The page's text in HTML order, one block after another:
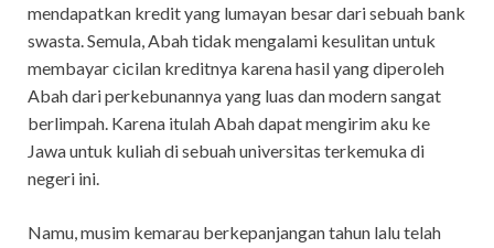
mendapatkan kredit yang lumayan besar dari sebuah bank
swasta. Semula, Abah tidak mengalami kesulitan untuk
membayar cicilan kreditnya karena hasil yang diperoleh
Abah dari perkebunannya yang luas dan modern sangat
berlimpah. Karena itulah Abah dapat mengirim aku ke
Jawa untuk kuliah di sebuah universitas terkemuka di
negeri ini.
Namu, musim kemarau berkepanjangan tahun lalu telah